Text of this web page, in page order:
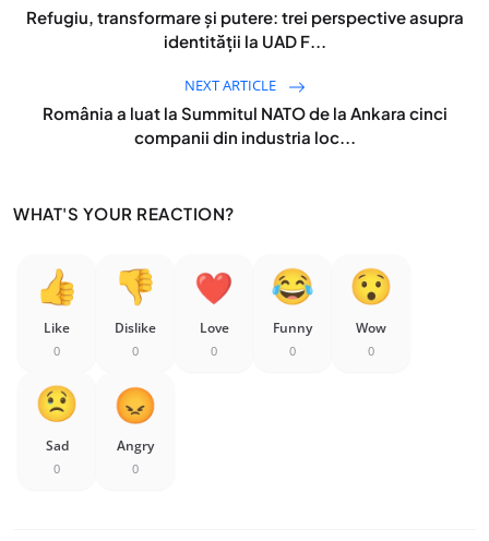
Refugiu, transformare și putere: trei perspective asupra
identității la UAD F...
NEXT ARTICLE
România a luat la Summitul NATO de la Ankara cinci
companii din industria loc...
WHAT'S YOUR REACTION?
Like
0
Dislike
0
Love
0
Funny
0
Wow
0
Sad
0
Angry
0